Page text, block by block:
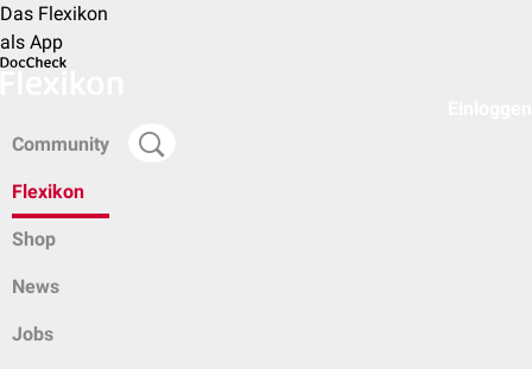
Das Flexikon
als App
Community
Flexikon
Shop
News
Jobs